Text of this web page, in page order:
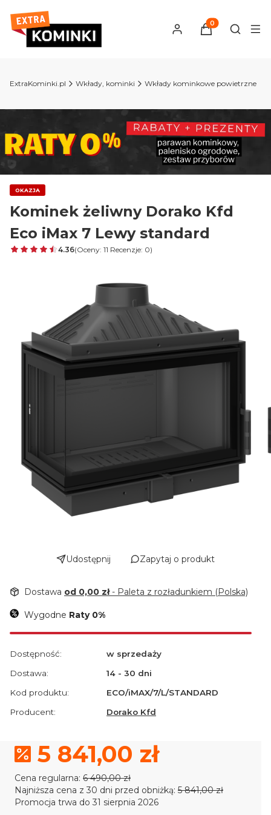
Produkty w
Otwórz
ExtraKominki.pl Wkłady, kominki Wkłady kominkowe powietrzne
OKAZJA
Kominek żeliwny Dorako Kfd
Eco iMax 7 Lewy standard
4.36(Oceny: 11 Recenzje: 0)
Udostępnij Zapytaj o produkt
Dostawa od 0,00 zł- Paleta z rozładunkiem (Polska)
Wygodne Raty 0%
Dostępność:
w sprzedaży
Dostawa:
14 - 30 dni
Kod produktu:
ECO/iMAX/7/L/STANDARD
Producent:
Dorako Kfd
5 841,00 zł
Cena regularna: 6 490,00 zł
Najniższa cena z 30 dni przed obniżką: 5 841,00 zł
Promocja trwa do 31 sierpnia 2026